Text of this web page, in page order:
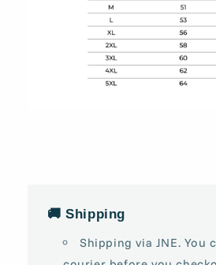
🚚 Shipping
Shipping via JNE. You